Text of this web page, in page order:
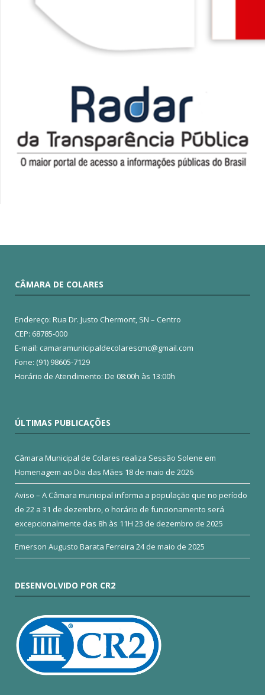
CÂMARA DE COLARES
Endereço: Rua Dr. Justo Chermont, SN – Centro
CEP: 68785-000
E-mail: camaramunicipaldecolarescmc@gmail.com
Fone: (91) 98605-7129
Horário de Atendimento: De 08:00h às 13:00h
ÚLTIMAS PUBLICAÇÕES
Câmara Municipal de Colares realiza Sessão Solene em
Homenagem ao Dia das Mães 18 de maio de 2026
Aviso – A Câmara municipal informa a população que no período
de 22 a 31 de dezembro, o horário de funcionamento será
excepcionalmente das 8h às 11H 23 de dezembro de 2025
Emerson Augusto Barata Ferreira 24 de maio de 2025
DESENVOLVIDO POR CR2